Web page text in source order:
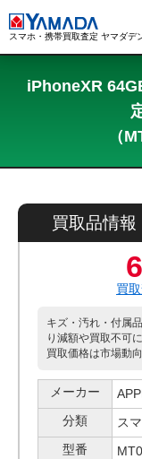
スマホ・携帯買取査定 ヤマダデ
iPhoneXR
（
買取品情
買
キズ・汚れ・付属
り減額や買取不可
買取価格は市場動
メーカー
分類
ス
型番